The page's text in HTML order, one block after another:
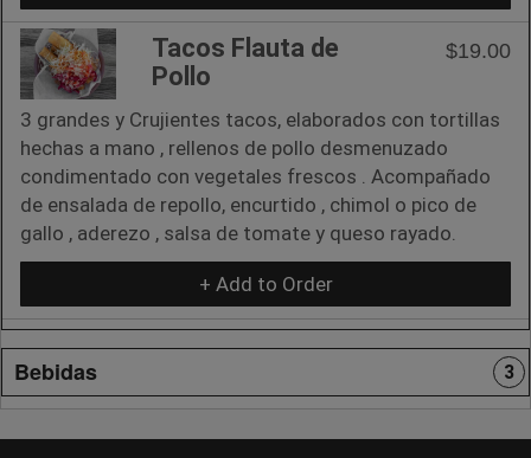
Tacos Flauta de
Pollo
$19.00
3 grandes y Crujientes tacos, elaborados con tortillas
hechas a mano , rellenos de pollo desmenuzado
condimentado con vegetales frescos . Acompañado
de ensalada de repollo, encurtido , chimol o pico de
gallo , aderezo , salsa de tomate y queso rayado.
+ Add to Order
Bebidas 3